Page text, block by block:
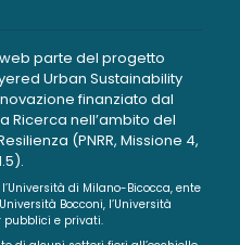
parte del progetto
Urban Sustainability
finanziato dal
Ricerca nell’ambito del
(PNRR, Missione 4,
di Milano-Bicocca, ente
Bocconi, l’Università
pubblici e privati.